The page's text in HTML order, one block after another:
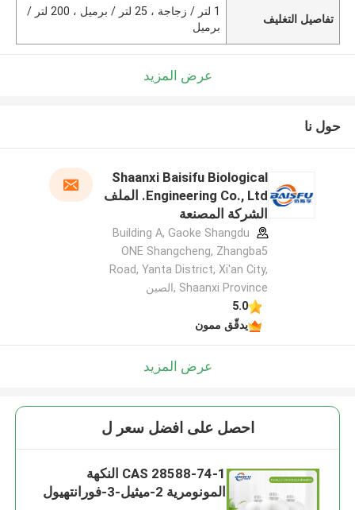
تفاصيل التغليف
1 لتر / زجاجة ، 25 لتر / برميل ، 200 لتر /
برميل
عرض المزيد
حول نا
Shaanxi Baisifu Biological
Engineering Co., Ltd. الملف
الشركة المصنعة
Building A, Gaoke Shangdu
ONE Shangcheng, Zhangba5
Road, Yanta District, Xi'an City,
Shaanxi Province ,الصين
5.0
يدقّق ممون
عرض المزيد
احصل على افضل سعر ل
CAS 28588-74-1 النكهة
المونومرية 2-ميثيل-3-فورانتهيول